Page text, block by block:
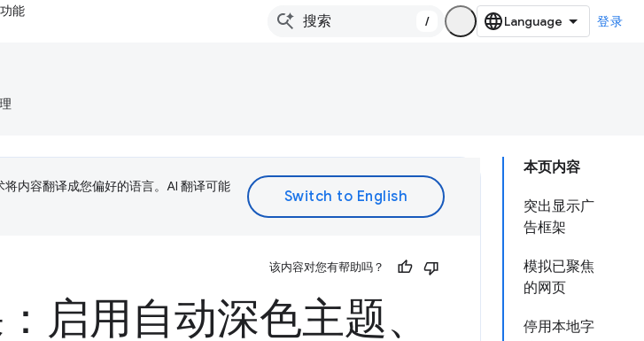
能
/ 登录
本页内容
突出显示广
告框架
模拟已聚焦
的网页
停用本地字
内容翻译成您偏好的语言。AI 翻译可能
该内容对您有帮助吗？
启用自动深色主题、